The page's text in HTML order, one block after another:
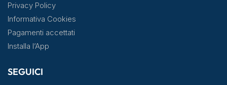
Privacy Policy
Informativa Cookies
Pagamenti accettati
Installa l’App
SEGUICI